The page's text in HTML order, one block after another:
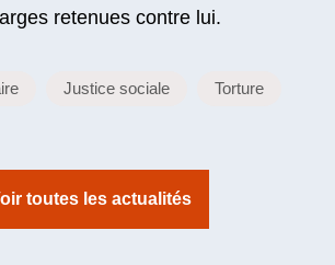
retenues contre lui.
Justice sociale Torture
toutes les actualités